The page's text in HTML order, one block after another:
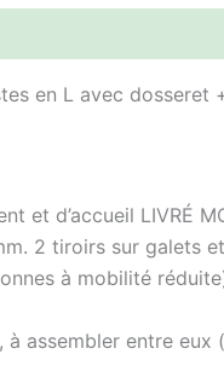
en L avec dosseret
et d’accueil LIVRÉ
2 tiroirs sur
à mobilité
à assembler entre eux